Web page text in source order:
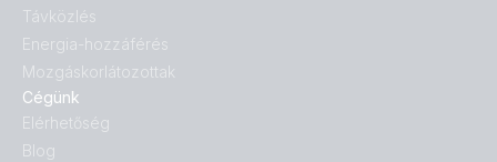
Távközlés
Energia-hozzáférés
Mozgáskorlátozottak
Cégünk
Elérhetőség
Blog